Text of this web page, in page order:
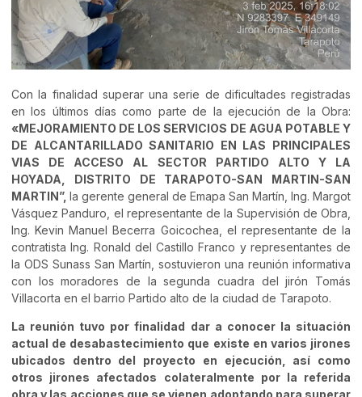
Con la finalidad superar una serie de dificultades registradas
en los últimos días como parte de la ejecución de la Obra:
«MEJORAMIENTO DE LOS SERVICIOS DE AGUA POTABLE Y
DE ALCANTARILLADO SANITARIO EN LAS PRINCIPALES
VIAS DE ACCESO AL SECTOR PARTIDO ALTO Y LA
HOYADA, DISTRITO DE TARAPOTO-SAN MARTIN-SAN
MARTIN”, la gerente general de Emapa San Martín, Ing. Margot
Vásquez Panduro, el representante de la Supervisión de Obra,
Ing. Kevin Manuel Becerra Goicochea, el representante de la
contratista Ing. Ronald del Castillo Franco y representantes de
la ODS Sunass San Martín, sostuvieron una reunión informativa
con los moradores de la segunda cuadra del jirón Tomás
Villacorta en el barrio Partido alto de la ciudad de Tarapoto.
La reunión tuvo por finalidad dar a conocer la situación
actual de desabastecimiento que existe en varios jirones
ubicados dentro del proyecto en ejecución, así como
otros jirones afectados colateralmente por la referida